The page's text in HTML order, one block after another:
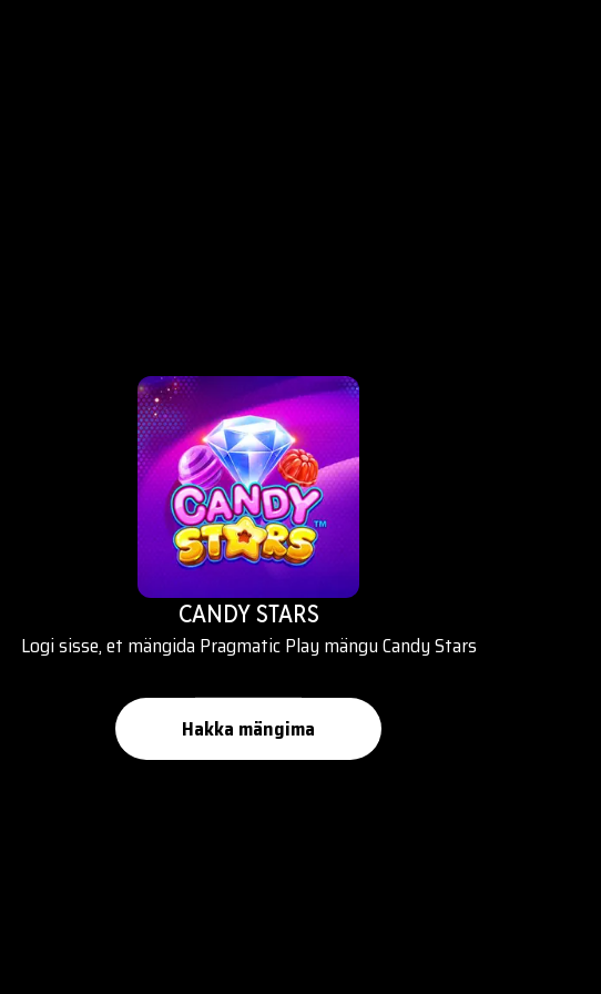
CANDY STARS
Logi sisse, et mängida Pragmatic Play mängu Candy Stars
Hakka mängima